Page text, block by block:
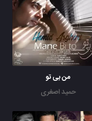
من بی تو
حمید اصغری